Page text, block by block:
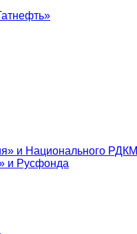
и Национального РДКМ
и Русфонда